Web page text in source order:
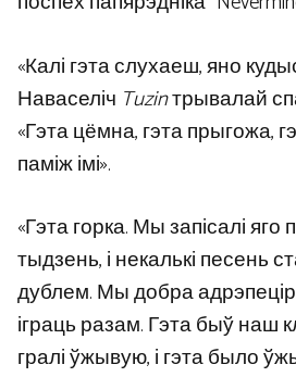
«Калі гэта слухаеш, яно
Наваселіч Tuzinтрывалай
«Гэта цёмна, гэта прыгожа,
паміж імі».
«Гэта горка. Мы запісалі
тыдзень, і некалькі песень
дублем. Мы добра
іграць разам. Гэта быў наш
гралі ўжывую, і гэта было